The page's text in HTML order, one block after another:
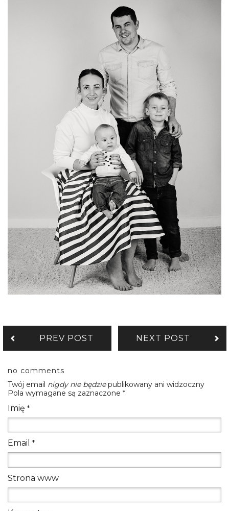
PREV POST NEXT POST
no comments
Twój email nigdy nie będziepublikowany ani widzoczny
Pola wymagane są zaznaczone *
Imię *
Email *
Strona www